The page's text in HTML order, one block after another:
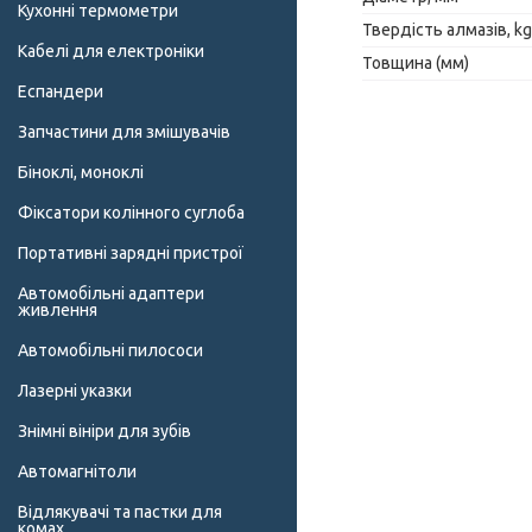
Твердість алмазів,
Товщина (мм)
Кухонні термометри
Кабелі для електроніки
Еспандери
Запчастини для змішувачів
Біноклі, моноклі
Фіксатори колінного суглоба
Портативні зарядні пристрої
Автомобільні адаптери
живлення
Автомобільні пилососи
Лазерні указки
Знімні вініри для зубів
Автомагнітоли
Відлякувачі та пастки для